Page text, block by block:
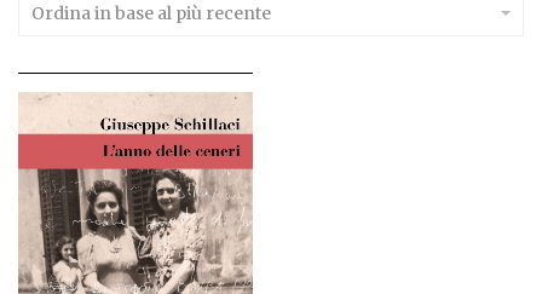
Ordina in base al più recente